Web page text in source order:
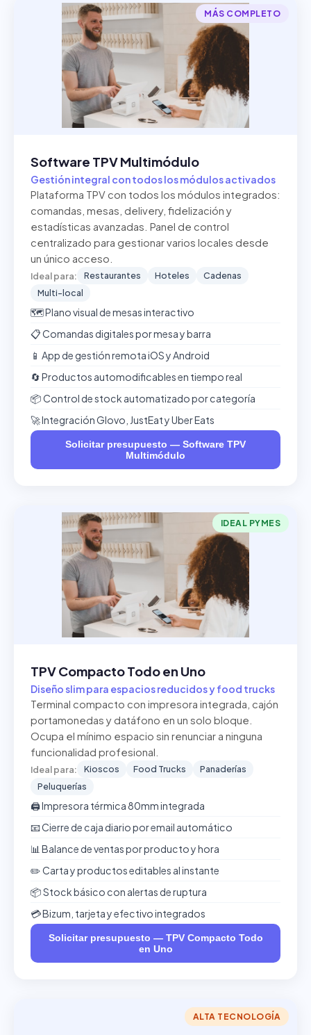
MÁS COMPLETO
Software TPV Multimódulo
Gestión integral con todos los módulos activados
Plataforma TPV con todos los módulos integrados:
comandas, mesas, delivery, fidelización y
estadísticas avanzadas. Panel de control
centralizado para gestionar varios locales desde
un único acceso.
Ideal para: Restaurantes Hoteles
Cadenas
Multi-local
🗺️ Plano visual de mesas interactivo
📋 Comandas digitales por mesa y barra
📱 App de gestión remota iOS y Android
🔄 Productos automodificables en tiempo real
📦 Control de stock automatizado por categoría
🚀 Integración Glovo, JustEat y Uber Eats
Solicitar presupuesto — Software TPV
Multimódulo
IDEAL PYMES
TPV Compacto Todo en Uno
Diseño slim para espacios reducidos y food trucks
Terminal compacto con impresora integrada, cajón
portamonedas y datáfono en un solo bloque.
Ocupa el mínimo espacio sin renunciar a ninguna
funcionalidad profesional.
Ideal para: Kioscos Food Trucks
Panaderías
Peluquerías
🖨️ Impresora térmica 80mm integrada
📧 Cierre de caja diario por email automático
📊 Balance de ventas por producto y hora
✏️ Carta y productos editables al instante
📦 Stock básico con alertas de ruptura
💳 Bizum, tarjeta y efectivo integrados
Solicitar presupuesto — TPV Compacto Todo
en Uno
ALTA TECNOLOGÍA